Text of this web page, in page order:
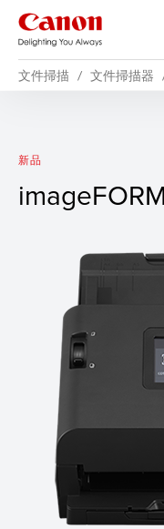
文件掃描 文件掃描器
新品